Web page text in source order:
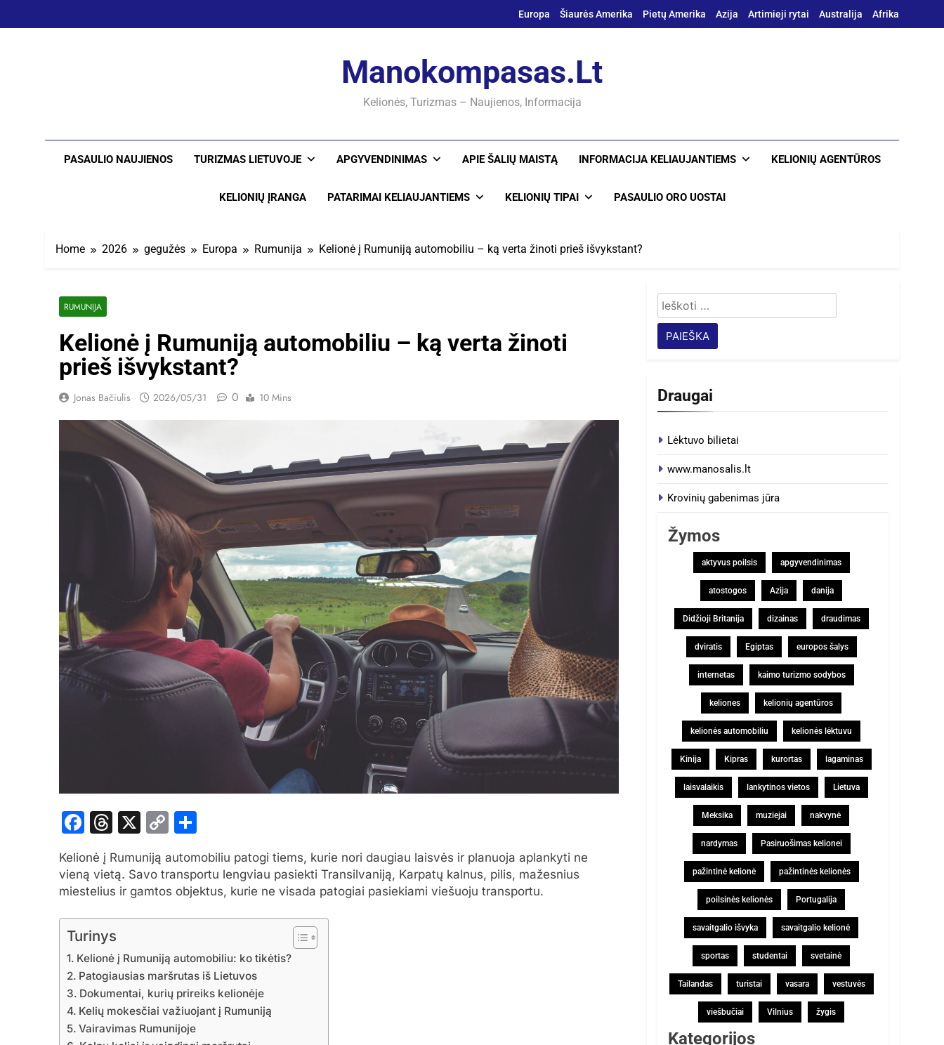
Europa Šiaurės Amerika Pietų Amerika Azija Artimieji rytai Australija Afrika
Manokompasas.lt
Kelionės, Turizmas – Naujienos, Informacija
PASAULIO NAUJIENOS TURIZMAS LIETUVOJE APGYVENDINIMAS APIE ŠALIŲ MAISTĄ INFORMACIJA KELIAUJANTIEMS KELIONIŲ AGENTŪROS
KELIONIŲ ĮRANGA PATARIMAI KELIAUJANTIEMS KELIONIŲ TIPAI PASAULIO ORO UOSTAI
Home 2026 gegužės Europa Rumunija Kelionė į Rumuniją automobiliu – ką verta žinoti prieš išvykstant?
RUMUNIJA
Kelionė į Rumuniją automobiliu – ką verta žinoti
prieš išvykstant?
Jonas Bačiulis 2026/05/31 0 10 Mins
Facebook
Threads
X
Copy
Kelionė į Rumuniją automobiliu patogi tiems, kurie nori daugiau laisvės ir planuoja aplankyti ne
vieną vietą. Savo transportu lengviau pasiekti Transilvaniją, Karpatų kalnus, pilis, mažesnius
miestelius ir gamtos objektus, kurie ne visada patogiai pasiekiami viešuoju transportu.
Turinys
Kelionė į Rumuniją automobiliu: ko tikėtis?
Patogiausias maršrutas iš Lietuvos
Dokumentai, kurių prireiks kelionėje
Kelių mokesčiai važiuojant į Rumuniją
Vairavimas Rumunijoje
Ieškoti:
Draugai
Lėktuvo bilietai
www.manosalis.lt
Krovinių gabenimas jūra
Žymos
aktyvus poilsis apgyvendinimas
atostogos Azija danija
Didžioji Britanija dizainas draudimas
dviratis Egiptas europos šalys
internetas kaimo turizmo sodybos
keliones kelionių agentūros
kelionės automobiliu kelionės lėktuvu
Kinija Kipras kurortas lagaminas
laisvalaikis lankytinos vietos Lietuva
Meksika muziejai nakvynė
nardymas Pasiruošimas kelionei
pažintinė kelionė pažintinės kelionės
poilsinės kelionės Portugalija
savaitgalio išvyka savaitgalio kelionė
sportas studentai svetainė
Tailandas turistai vasara vestuvės
viešbučiai Vilnius žygis
Kategorijos